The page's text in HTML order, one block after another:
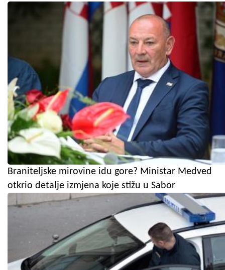
Braniteljske mirovine idu gore? Ministar Medved
otkrio detalje izmjena koje stižu u Sabor